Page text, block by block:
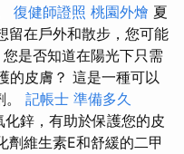
復健師證照 桃園外燴 夏
留在戶外和散步，您可能
您是否知道在陽光下只需
的皮膚？ 這是一種可以
記帳士 準備多久
鋅，有助於保護您的皮
劑維生素E和舒緩的二甲